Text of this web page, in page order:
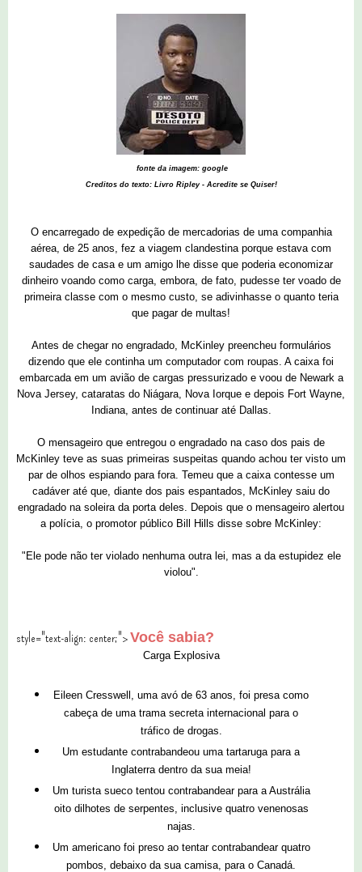
fonte da imagem: google
Creditos do texto: Livro Ripley - Acredite se Quiser!
O encarregado de expedição de mercadorias de uma companhia
aérea, de 25 anos, fez a viagem clandestina porque estava com
saudades de casa e um amigo lhe disse que poderia economizar
dinheiro voando como carga, embora, de fato, pudesse ter voado de
primeira classe com o mesmo custo, se adivinhasse o quanto teria
que pagar de multas!
Antes de chegar no engradado, McKinley preencheu formulários
dizendo que ele continha um computador com roupas. A caixa foi
embarcada em um avião de cargas pressurizado e voou de Newark a
Nova Jersey, cataratas do Niágara, Nova Iorque e depois Fort Wayne,
Indiana, antes de continuar até Dallas.
O mensageiro que entregou o engradado na caso dos pais de
McKinley teve as suas primeiras suspeitas quando achou ter visto um
par de olhos espiando para fora. Temeu que a caixa contesse um
cadáver até que, diante dos pais espantados, McKinley saiu do
engradado na soleira da porta deles. Depois que o mensageiro alertou
a polícia, o promotor público Bill Hills disse sobre McKinley:
"Ele pode não ter violado nenhuma outra lei, mas a da estupidez ele
violou".
style="text-align: center;">Você sabia?
Carga Explosiva
Eileen Cresswell, uma avó de 63 anos, foi presa como
cabeça de uma trama secreta internacional para o
tráfico de drogas.
Um estudante contrabandeou uma tartaruga para a
Ingl aterra dentro da sua meia!
Um turista sueco tentou contrabandear para a Austrália
oito dilhotes de serpentes, inclusive quatro venenosas
najas.
Um americano foi preso ao tentar contrabandear quatro
pombos, debaixo da sua camisa, para o Canadá.